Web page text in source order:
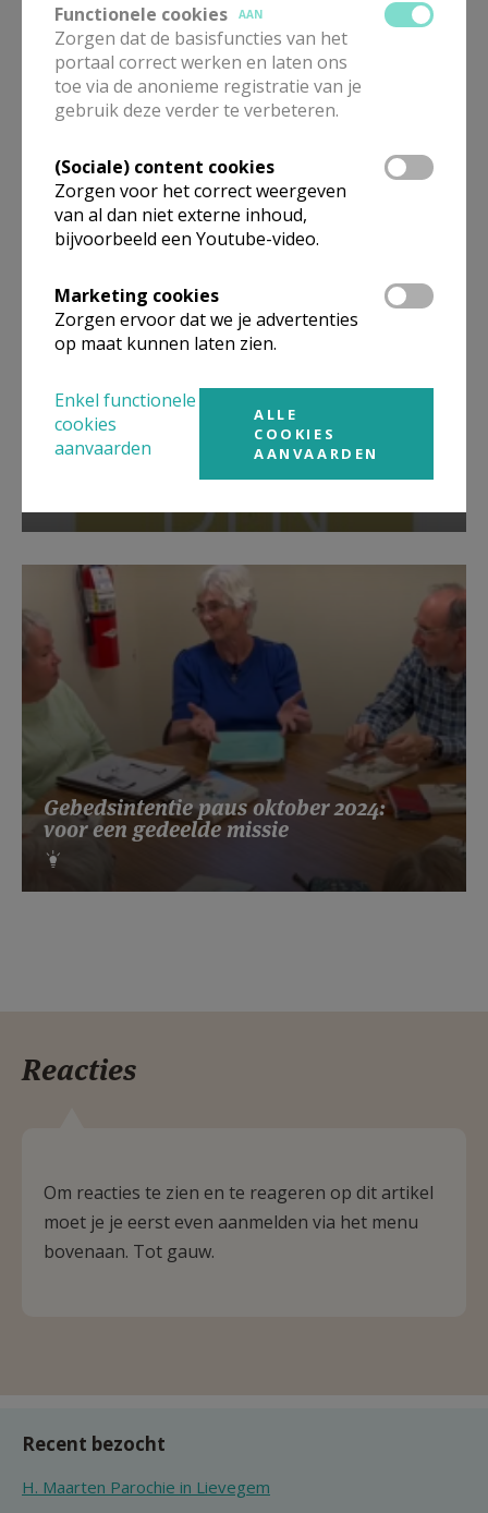
Beroepsvereniging Zorgpastores
Lanceringsavond boek Zeven
Gebedsintentie paus oktober 2024:
voor een gedeelde missie
Reacties
Om reacties te zien en te reageren op dit artikel
moet je je eerst even aanmelden via het menu
bovenaan. Tot gauw.
Recent bezocht
H. Maarten Parochie in Lievegem
Functionele cookies
AAN
Zorgen dat de basisfuncties van het
portaal correct werken en laten ons
toe via de anonieme registratie van je
gebruik deze verder te verbeteren.
(Sociale) content cookies
Zorgen voor het correct weergeven
van al dan niet externe inhoud,
bijvoorbeeld een Youtube-video.
Marketing cookies
Zorgen ervoor dat we je advertenties
op maat kunnen laten zien.
Enkel functionele
cookies
aanvaarden
ALLE
COOKIES
AANVAARDEN